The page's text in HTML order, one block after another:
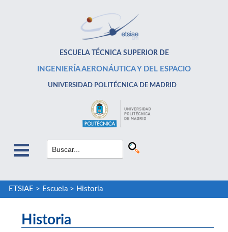
ESCUELA TÉCNICA SUPERIOR DE
INGENIERÍA AERONÁUTICA Y DEL ESPACIO
UNIVERSIDAD POLITÉCNICA DE MADRID
ETSIAE > Escuela> Historia
Historia